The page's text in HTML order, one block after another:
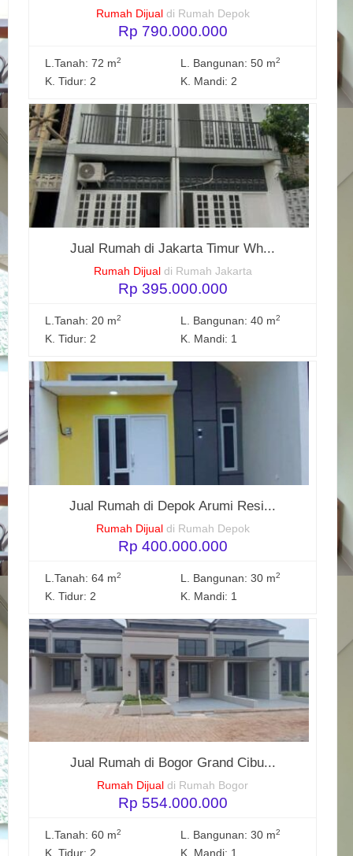
Rumah Dijual di Rumah Depok
Rp 790.000.000
L.Tanah: 72 m2 L. Bangunan: 50 m2
K. Tidur: 2 K. Mandi: 2
Jual Rumah di Jakarta Timur Wh...
Rumah Dijual di Rumah Jakarta
Rp 395.000.000
L.Tanah: 20 m2 L. Bangunan: 40 m2
K. Tidur: 2 K. Mandi: 1
Jual Rumah di Depok Arumi Resi...
Rumah Dijual di Rumah Depok
Rp 400.000.000
L.Tanah: 64 m2 L. Bangunan: 30 m2
K. Tidur: 2 K. Mandi: 1
Jual Rumah di Bogor Grand Cibu...
Rumah Dijual di Rumah Bogor
Rp 554.000.000
L.Tanah: 60 m2 L. Bangunan: 30 m2
K. Tidur: 2 K. Mandi: 1